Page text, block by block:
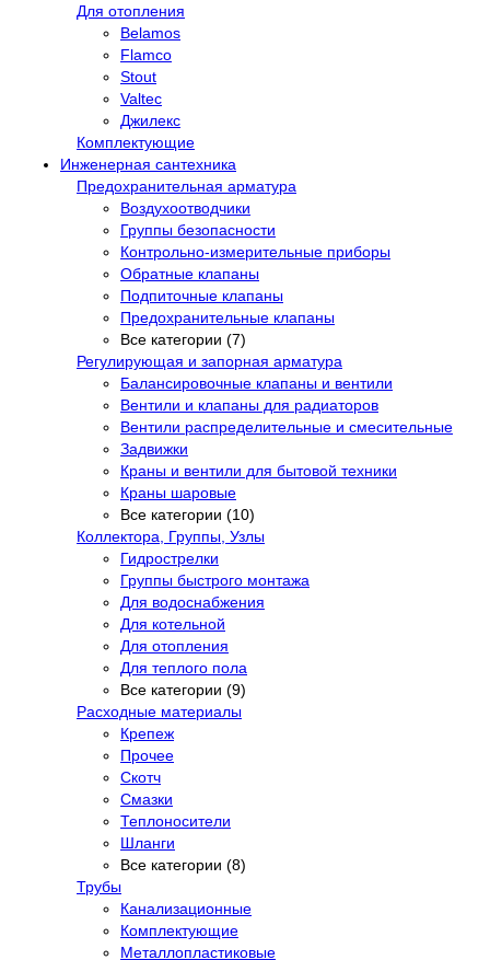
Для отопления
Belamos
Flamco
Stout
Valtec
Джилекс
Комплектующие
Инженерная сантехника
Предохранительная арматура
Воздухоотводчики
Группы безопасности
Контрольно-измерительные приборы
Обратные клапаны
Подпиточные клапаны
Предохранительные клапаны
Все категории (7)
Регулирующая и запорная арматура
Балансировочные клапаны и вентили
Вентили и клапаны для радиаторов
Вентили распределительные и смесительные
Задвижки
Краны и вентили для бытовой техники
Краны шаровые
Все категории (10)
Коллектора, Группы, Узлы
Гидрострелки
Группы быстрого монтажа
Для водоснабжения
Для котельной
Для отопления
Для теплого пола
Все категории (9)
Расходные материалы
Крепеж
Прочее
Скотч
Смазки
Теплоносители
Шланги
Все категории (8)
Трубы
Канализационные
Комплектующие
Металлопластиковые